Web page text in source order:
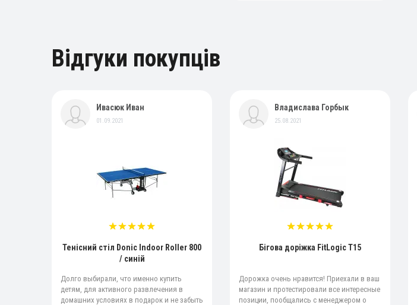
Відгуки покупців
Ивасюк Иван
01.09.2021
Тенісний стіл Donic Indoor Roller 800
/ синій
Долго выбирали, что именно купить
детям, для активного развлечения в
домашних условиях в подарок и не забыть
Владислава Горбык
25.08.2021
Бігова доріжка FitLogic T15
Дорожка очень нравится! Приехали в ваш
магазин и протестировали все интересные
позиции, пообщались с менеджером о